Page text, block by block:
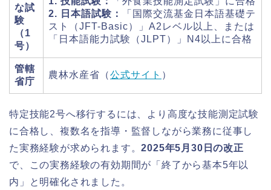
な試
験
（1
号）
2. 日本語試験：
「国際交流基金日本語基礎テ
スト（JFT-Basic）」A2レベル以上、または
「日本語能力試験（JLPT）」N4以上に合格
管轄
省庁
農林水産省（公式サイト ）
特定技能2号へ移行するには、より高度な技能測定試験
に合格し、複数名を指導・監督しながら業務に従事し
た実務経験が求められます。2025年5月30日の改正
で、この実務経験の有効期間が「終了から基本5年以
内」と明確化されました。